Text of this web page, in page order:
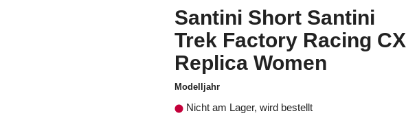
Santini Short Santini
Trek Factory Racing CX
Replica Women
Modelljahr
Nicht am Lager, wird bestellt